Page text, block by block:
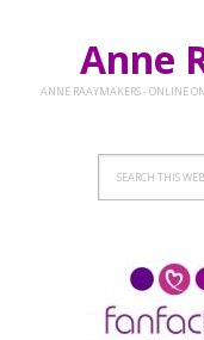
Anne
ANNE RAAYMAKERS - ONLINE